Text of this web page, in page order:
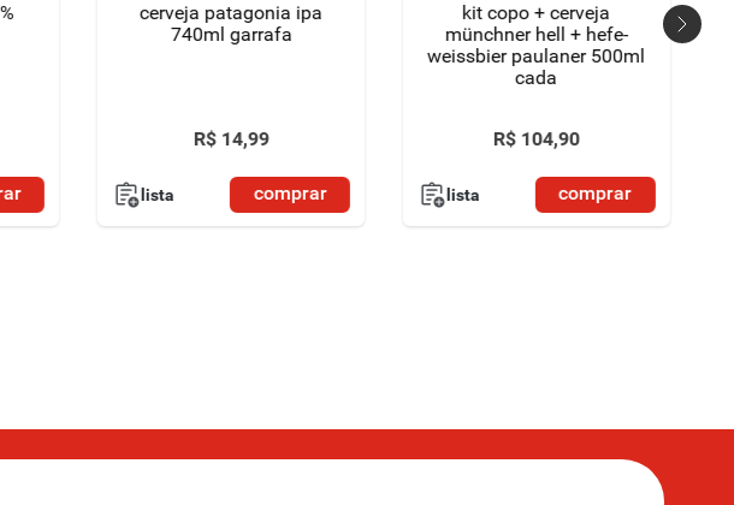
cerveja patagonia ipa
740ml garrafa
R$ 14,99
lista comprar
kit copo + cerveja
münchner hell + hefe-
weissbier paulaner 500ml
cada
R$ 104,90
lista comprar